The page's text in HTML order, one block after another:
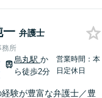
一 弁護士
務所
烏丸駅 か
ら徒歩2分
営業時間：本
日定休日
経験が豊富な弁護士／豊